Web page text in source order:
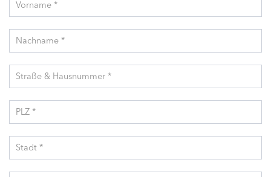
Vorname *
Nachname *
Straße & Hausnummer *
PLZ *
Stadt *